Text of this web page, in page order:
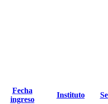
Fecha
ingreso
Instituto